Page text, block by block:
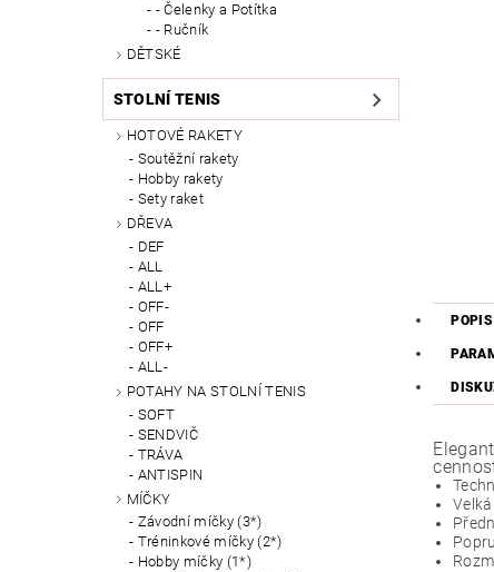
- Čelenky a Potítka
- Ručník
DĚTSKÉ
STOLNÍ TENIS
HOTOVÉ RAKETY
Soutěžní rakety
Hobby rakety
Sety raket
DŘEVA
DEF
ALL
ALL+
OFF-
OFF
OFF+
ALL-
POTAHY NA STOLNÍ TENIS
SOFT
SENDVIČ
TRÁVA
ANTISPIN
MÍČKY
Závodní míčky (3*)
Tréninkové míčky (2*)
Hobby míčky (1*)
POPIS